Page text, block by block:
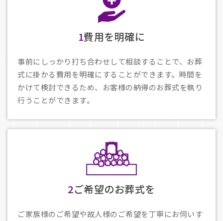
1費用を明確に
事前にしっかり打ち合わせして相談することで、お葬
式に掛かる費用を明確にすることができます。時間を
かけて検討できるため、お客様の納得のお葬式を執り
行うことができます。
2ご希望のお葬式を
ご家族様のご希望や故人様のご希望を丁寧にお伺いす